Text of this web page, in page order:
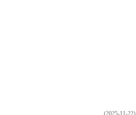
(2025-11-22)